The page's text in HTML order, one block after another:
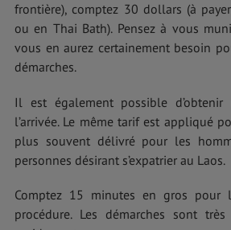
frontière), comptez 30 dollars (à
ou en Thai Bath). Pensez à vous
vous en aurez certainement besoin
démarches.
Il est également possible d’obtenir
l’arrivée. Le même tarif est appliqué
plus souvent délivré pour les
personnes désirant s’expatrier au Laos.
Comptez 15 minutes en gros
procédure. Les démarches sont